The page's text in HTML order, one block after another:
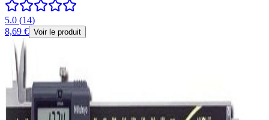
5.0 (14)
8,69 € Voir le produit